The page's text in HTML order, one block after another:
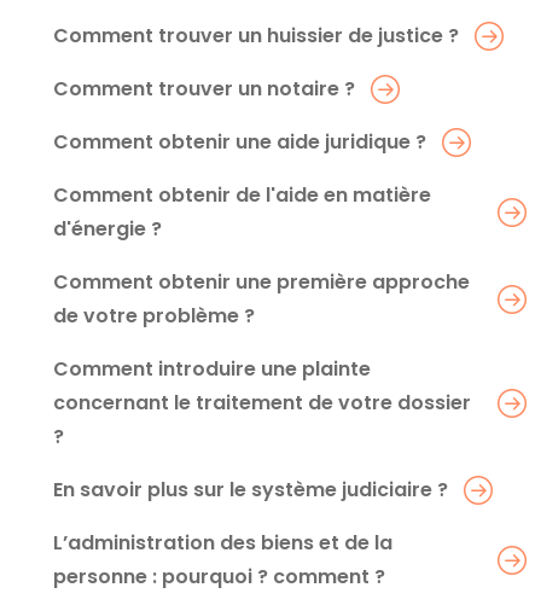
Comment trouver un huissier de justice ?
Comment trouver un notaire ?
Comment obtenir une aide juridique ?
Comment obtenir de l'aide en matière
d'énergie ?
Comment obtenir une première approche
de votre problème ?
Comment introduire une plainte
concernant le traitement de votre dossier
?
En savoir plus sur le système judiciaire ?
L’administration des biens et de la
personne : pourquoi ? comment ?